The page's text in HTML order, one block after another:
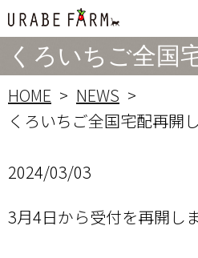
くろいちご全国
HOME
NEWS
くろいちご全国宅配再開
2024/03/03
3月4日から受付を再開し